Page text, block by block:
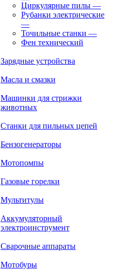
Циркулярные пилы —
Рубанки электрические
—
Точильные станки —
Фен технический
Зарядные устройства
Масла и смазки
Машинки для стрижки
животных
Станки для пильных цепей
Бензогенераторы
Мотопомпы
Газовые горелки
Мультитулы
Аккумуляторный
электроинструмент
Сварочные аппараты
Мотобуры